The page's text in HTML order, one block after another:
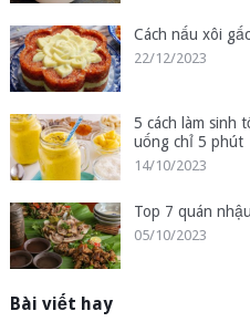
Cách nấu xôi
22/12/2023
5 cách làm sinh
uống chỉ 5 phút
14/10/2023
Top 7 quán
05/10/2023
Bài viết hay